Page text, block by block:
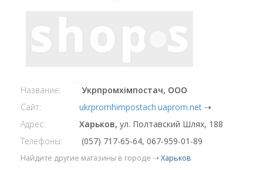
Название:
Укрпромхімпостач, ООО
Сайт:
ukrpromhimpostach.uaprom.net ⇢
Адрес:
Харьков, ул. Полтавский Шлях, 188
Телефоны:
(057) 717-65-64, 067-959-01-89
Найдите другие магазины в городе ⇢ Харьков